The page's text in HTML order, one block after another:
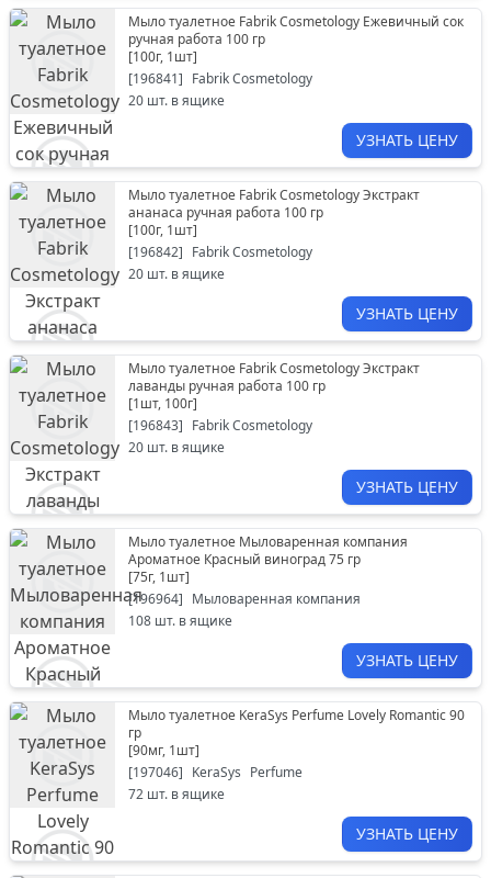
Мыло туалетное Fabrik Cosmetology Ежевичный сок
ручная работа 100 гр
[100г, 1шт]
[196841] Fabrik Cosmetology
20 шт. в ящике
УЗНАТЬ ЦЕНУ
Мыло туалетное Fabrik Cosmetology Экстракт
ананаса ручная работа 100 гр
[100г, 1шт]
[196842] Fabrik Cosmetology
20 шт. в ящике
УЗНАТЬ ЦЕНУ
Мыло туалетное Fabrik Cosmetology Экстракт
лаванды ручная работа 100 гр
[1шт, 100г]
[196843] Fabrik Cosmetology
20 шт. в ящике
УЗНАТЬ ЦЕНУ
Мыло туалетное Мыловаренная компания
Ароматное Красный виноград 75 гр
[75г, 1шт]
[196964] Мыловаренная компания
108 шт. в ящике
УЗНАТЬ ЦЕНУ
Мыло туалетное KeraSys Perfume Lovely Romantic 90
гр
[90мг, 1шт]
[197046] KeraSys Perfume
72 шт. в ящике
УЗНАТЬ ЦЕНУ